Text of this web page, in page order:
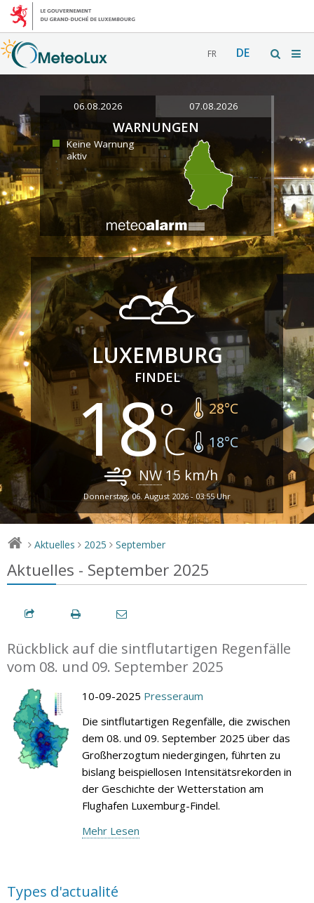
FR DE
06.08.2026 07.08.2026
WARNUNGEN
Keine Warnung
aktiv
LUXEMBURG
FINDEL
18 28°C
18°C
NW15 km/h
Donnerstag, 06. August 2026 - 03:55 Uhr
> Aktuelles > 2025 > September
Aktuelles - September 2025
Rückblick auf die sintflutartigen Regenfälle
vom 08. und 09. September 2025
10-09-2025 Presseraum
Die sintflutartigen Regenfälle, die zwischen
dem 08. und 09. September 2025 über das
Großherzogtum niedergingen, führten zu
bislang beispiellosen Intensitätsrekorden in
der Geschichte der Wetterstation am
Flughafen Luxemburg-Findel.
Mehr Lesen
Types d'actualité